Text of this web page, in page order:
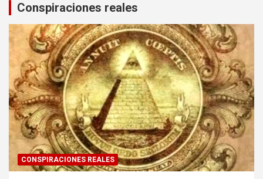
Conspiraciones reales
CONSPIRACIONES REALES